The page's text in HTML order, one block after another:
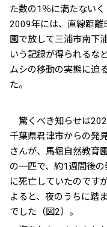
た数の1％に満たない
2009年には、直線距離
園で放して三浦市南下
いう記録が得られるな
ムシの移動の実態に迫
た。
驚くべき知らせは
千葉県君津市からの発
さんが、馬堀自然教育
の一匹で、約1週間後
に死亡していたのです
よると、夜のうちに踏
でした（図2）。